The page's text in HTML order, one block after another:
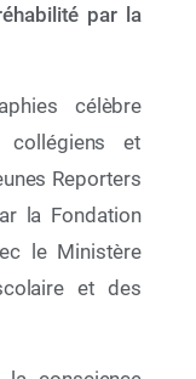
africaine sur
par la
célèbre
collégiens et
Reporters
la Fondation
le Ministère
et des